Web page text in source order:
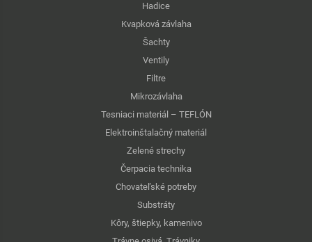
Hadice
Kvapková závlaha
Šachty
Ventily
Filtre
Mikrozávlaha
Tesniaci materiál – TEFLÓN
Elektroinštalačný materiál
Zelené strechy
Čerpacia technika
Chovateľské potreby
Substráty
Kôry, štiepky, kamenivo